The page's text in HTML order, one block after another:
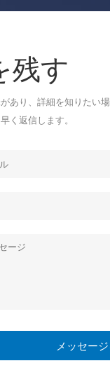
残す
あり、詳細を知りたい
く返信します。
メッセー